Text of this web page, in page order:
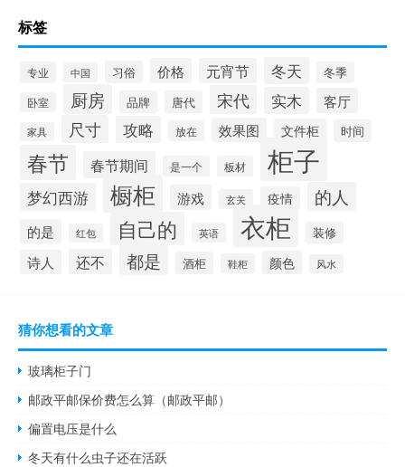
标签
专业 中国 习俗 价格 元宵节 冬天 冬季
卧室 厨房 品牌 唐代 宋代 实木 客厅
家具 尺寸 攻略 放在 效果图 文件柜 时间
春节 春节期间 是一个 板材 柜子
梦幻西游 橱柜 游戏 玄关 疫情 的人
的是 红包 自己的 英语 衣柜 装修
诗人 还不 都是 酒柜 鞋柜 颜色 风水
猜你想看的文章
玻璃柜子门
邮政平邮保价费怎么算（邮政平邮）
偏置电压是什么
冬天有什么虫子还在活跃